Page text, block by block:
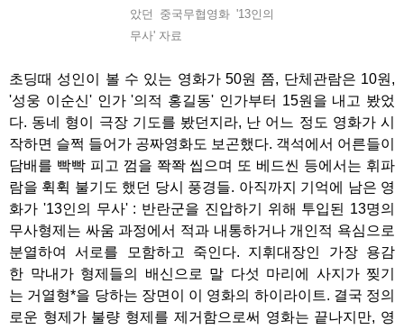
았던 중국무협영화 '13인의
무사' 자료
초딩때 성인이 볼 수 있는 영화가 50원 쯤, 단체관람은 10원,
'성웅 이순신' 인가 '의적 홍길동' 인가부터 15원을 내고 봤었
다. 동네 형이 극장 기도를 봤던지라, 난 어느 정도 영화가 시
작하면 슬쩍 들어가 공짜영화도 보곤했다. 객석에서 어른들이
담배를 빡빡 피고 껌을 쫙쫙 씹으며 또 베드씬 등에서는 휘파
람을 휙휙 불기도 했던 당시 풍경들. 아직까지 기억에 남은 영
화가 '13인의 무사' : 반란군을 진압하기 위해 투입된 13명의
무사형제는 싸움 과정에서 적과 내통하거나 개인적 욕심으로
분열하여 서로를 모함하고 죽인다. 지휘대장인 가장 용감
한 막내가 형제들의 배신으로 말 다섯 마리에 사지가 찢기
는 거열형*을 당하는 장면이 이 영화의 하이라이트. 결국 정의
로운 형제가 불량 형제를 제거함으로써 영화는 끝나지만, 영